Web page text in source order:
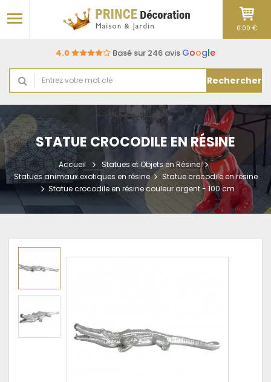
4.0 Basé sur 246 avis Google
Rechercher
0.00 €
STATUE CROCODILE EN RÉSINE
Accueil
Statues et Objets en Résine
Statues animaux exotiques en résine
Statue crocodile en résine
Statue crocodile en résine couleur argent - 100 cm